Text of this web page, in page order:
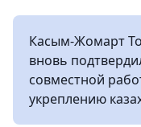
Касым-Жомарт
вновь
совместной
укреплению